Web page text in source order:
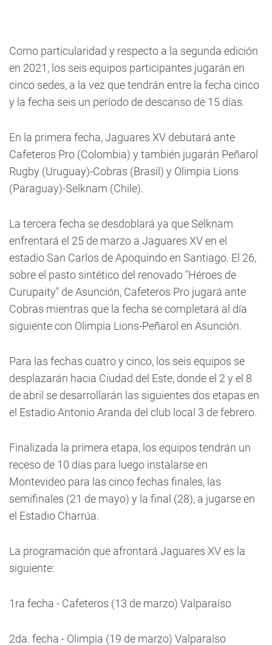
Como particularidad y respecto a la segunda edición
en 2021, los seis equipos participantes jugarán en
cinco sedes, a la vez que tendrán entre la fecha cinco
y la fecha seis un período de descanso de 15 días.
En la primera fecha, Jaguares XV debutará ante
Cafeteros Pro (Colombia) y también jugarán Peñarol
Rugby (Uruguay)-Cobras (Brasil) y Olimpia Lions
(Paraguay)-Selknam (Chile).
La tercera fecha se desdoblará ya que Selknam
enfrentará el 25 de marzo a Jaguares XV en el
estadio San Carlos de Apoquindo en Santiago. El 26,
sobre el pasto sintético del renovado "Héroes de
Curupaity" de Asunción, Cafeteros Pro jugará ante
Cobras mientras que la fecha se completará al día
siguiente con Olimpia Lions-Peñarol en Asunción.
Para las fechas cuatro y cinco, los seis equipos se
desplazarán hacia Ciudad del Este, donde el 2 y el 8
de abril se desarrollarán las siguientes dos etapas en
el Estadio Antonio Aranda del club local 3 de febrero.
Finalizada la primera etapa, los equipos tendrán un
receso de 10 días para luego instalarse en
Montevideo para las cinco fechas finales, las
semifinales (21 de mayo) y la final (28), a jugarse en
el Estadio Charrúa.
La programación que afrontará Jaguares XV es la
siguiente:
1ra fecha - Cafeteros (13 de marzo) Valparaíso
2da. fecha - Olimpia (19 de marzo) Valparaíso